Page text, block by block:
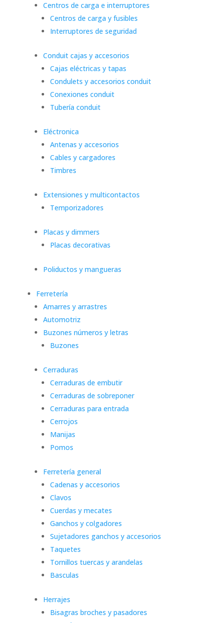
Centros de carga e interruptores
Centros de carga y fusibles
Interruptores de seguridad
Conduit cajas y accesorios
Cajas eléctricas y tapas
Condulets y accesorios conduit
Conexiones conduit
Tubería conduit
Eléctronica
Antenas y accesorios
Cables y cargadores
Timbres
Extensiones y multicontactos
Temporizadores
Placas y dimmers
Placas decorativas
Poliductos y mangueras
Ferretería
Amarres y arrastres
Automotriz
Buzones números y letras
Buzones
Cerraduras
Cerraduras de embutir
Cerraduras de sobreponer
Cerraduras para entrada
Cerrojos
Manijas
Pomos
Ferretería general
Cadenas y accesorios
Clavos
Cuerdas y mecates
Ganchos y colgadores
Sujetadores ganchos y accesorios
Taquetes
Tornillos tuercas y arandelas
Basculas
Herrajes
Bisagras broches y pasadores